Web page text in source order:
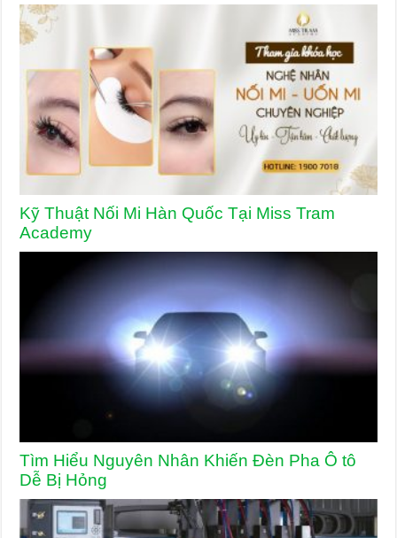
Kỹ Thuật Nối Mi Hàn Quốc Tại Miss Tram
Academy
Tìm Hiểu Nguyên Nhân Khiến Đèn Pha Ô tô
Dễ Bị Hỏng